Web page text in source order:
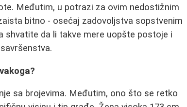
Međutim, u potrazi za ovim nedostižnim
bitno - osećaj zadovoljstva sopstvenim
shvatite da li takve mere uopšte postoje i
sa brojevima. Međutim, ono što se retko